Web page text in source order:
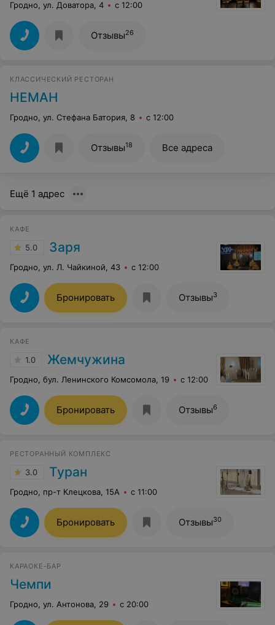
Гродно, ул. Доватора, 4 с 12:00
Отзывы26
КЛАССИЧЕСКИЙ РЕСТОРАН
НЕМАН
Гродно, ул. Стефана Батория, 8 с 12:00
Отзывы18 Все адреса
Ещё 1 адрес
КАФЕ
5.0 Заря
Гродно, ул. Л. Чайкиной, 43 с 12:00
Бронировать Отзывы3
КАФЕ
1.0 Жемчужина
Гродно, бул. Ленинского Комсомола, 19 с 12:00
Бронировать Отзывы6
РЕСТОРАННЫЙ КОМПЛЕКС
3.0 Туран
Гродно, пр-т Клецкова, 15А с 11:00
Бронировать Отзывы30
КАРАОКЕ-БАР
Чемпи
Гродно, ул. Антонова, 29 с 20:00